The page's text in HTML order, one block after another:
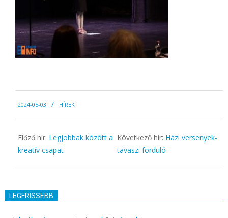
05-
03
2024-05-03 HÍREK
Előző hír: Legjobbak között a
kreatív csapat
Következő hír: Házi versenyek-
tavaszi forduló
LEGFRISSEBB